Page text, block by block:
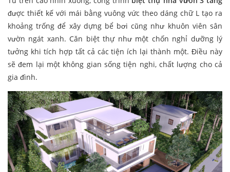
được thiết kế với mái bằng vuông vức theo dáng chữ L tạo ra
khoảng trống để xây dựng bể bơi cũng như khuôn viên sân
vườn ngát xanh. Căn biệt thự như một chốn nghỉ dưỡng lý
tưởng khi tích hợp tất cả các tiện ích lại thành một. Điều này
sẽ đem lại một không gian sống tiện nghi, chất lượng cho cả
gia đình.